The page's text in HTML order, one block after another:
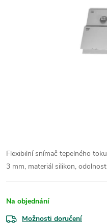
Flexibilní snímač tepelného
3 mm, materiál silikon,
Na objednání
Možnosti doručení